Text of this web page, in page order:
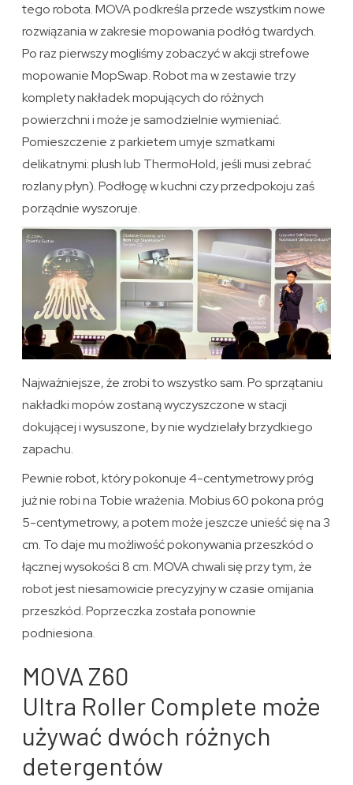
tego robota. MOVA podkreśla przede wszystkim nowe
rozwiązania w zakresie mopowania podłóg twardych.
Po raz pierwszy mogliśmy zobaczyć w akcji strefowe
mopowanie MopSwap. Robot ma w zestawie trzy
komplety nakładek mopujących do różnych
powierzchni i może je samodzielnie wymieniać.
Pomieszczenie z parkietem umyje szmatkami
delikatnymi: plush lub ThermoHold, jeśli musi zebrać
rozlany płyn). Podłogę w kuchni czy przedpokoju zaś
porządnie wyszoruje.
Najważniejsze, że zrobi to wszystko sam. Po sprzątaniu
nakładki mopów zostaną wyczyszczone w stacji
dokującej i wysuszone, by nie wydzielały brzydkiego
zapachu.
Pewnie robot, który pokonuje 4-centymetrowy próg
już nie robi na Tobie wrażenia. Mobius 60 pokona próg
5-centymetrowy, a potem może jeszcze unieść się na 3
cm. To daje mu możliwość pokonywania przeszkód o
łącznej wysokości 8 cm. MOVA chwali się przy tym, że
robot jest niesamowicie precyzyjny w czasie omijania
przeszkód. Poprzeczka została ponownie
podniesiona.
MOVA Z60
Ultra Roller Complete może
używać dwóch różnych
detergentów